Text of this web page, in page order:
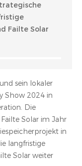
Failte Solar
sein lokaler
Show 2024 in
Die
Solar im Jahr
in
langfristige
Solar weiter